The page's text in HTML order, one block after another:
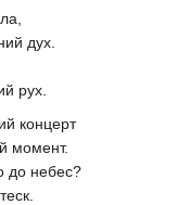
дух.
рух.
концерт
момент.
до небес?